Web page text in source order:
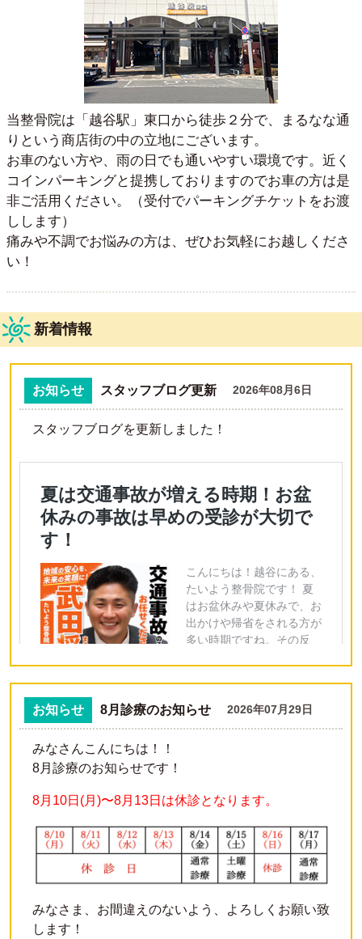
当整骨院は「越谷駅」東口から徒歩２分で、まるなな通
りという商店街の中の立地にございます。
お車のない方や、雨の日でも通いやすい環境です。近く
コインパーキングと提携しておりますのでお車の方は是
非ご活用ください。（受付でパーキングチケットをお渡
しします）
痛みや不調でお悩みの方は、ぜひお気軽にお越しくださ
い！
新着情報
お知らせ スタッフブログ更新 2026年08月6日
スタッフブログを更新しました！
お知らせ 8月診療のお知らせ 2026年07月29日
みなさんこんにちは！！
8月診療のお知らせです！
8月10日(月)〜8月13日は休診となります。
みなさま、お間違えのないよう、よろしくお願い致
します！